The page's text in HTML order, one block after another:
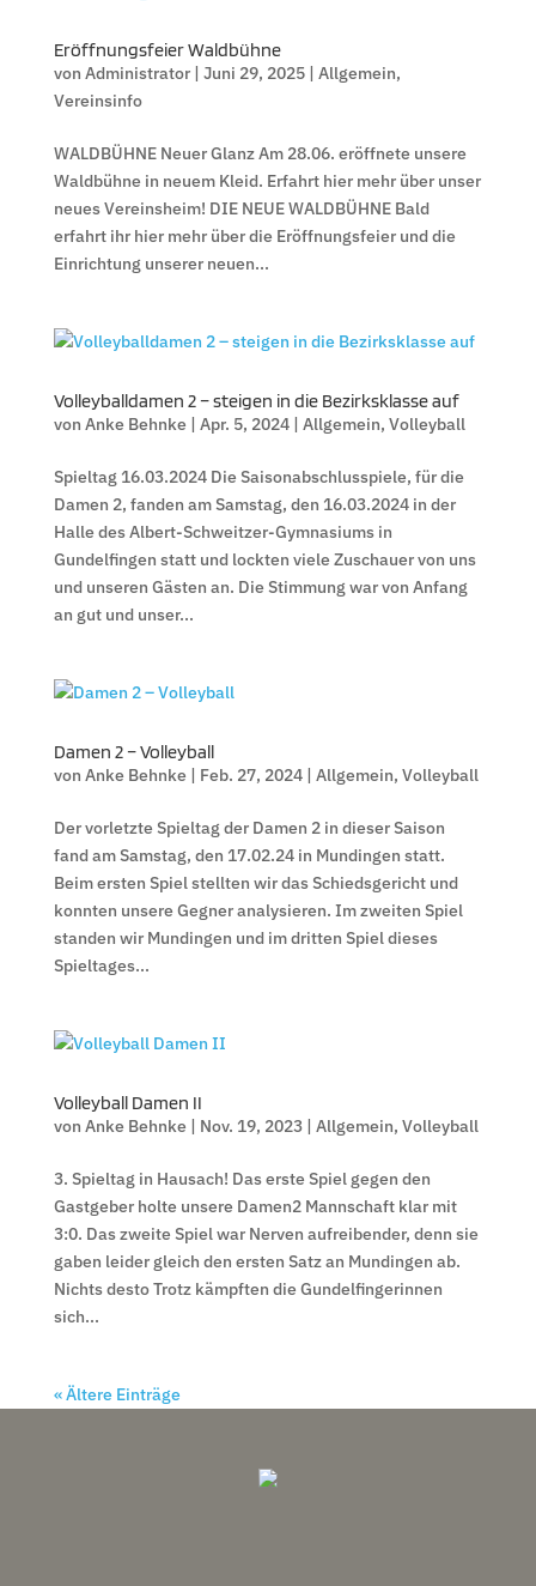
Eröffnungsfeier Waldbühne
von Administrator| Juni 29, 2025| Allgemein,
Vereinsinfo
WALDBÜHNE Neuer Glanz Am 28.06. eröffnete unsere
Waldbühne in neuem Kleid. Erfahrt hier mehr über unser
neues Vereinsheim! DIE NEUE WALDBÜHNE Bald
erfahrt ihr hier mehr über die Eröffnungsfeier und die
Einrichtung unserer neuen...
Volleyballdamen 2 – steigen in die Bezirksklasse auf
von Anke Behnke| Apr. 5, 2024| Allgemein, Volleyball
Spieltag 16.03.2024 Die Saisonabschlusspiele, für die
Damen 2, fanden am Samstag, den 16.03.2024 in der
Halle des Albert-Schweitzer-Gymnasiums in
Gundelfingen statt und lockten viele Zuschauer von uns
und unseren Gästen an. Die Stimmung war von Anfang
an gut und unser...
Damen 2 – Volleyball
von Anke Behnke| Feb. 27, 2024| Allgemein, Volleyball
Der vorletzte Spieltag der Damen 2 in dieser Saison
fand am Samstag, den 17.02.24 in Mundingen statt.
Beim ersten Spiel stellten wir das Schiedsgericht und
konnten unsere Gegner analysieren. Im zweiten Spiel
standen wir Mundingen und im dritten Spiel dieses
Spieltages...
Volleyball Damen II
von Anke Behnke| Nov. 19, 2023| Allgemein, Volleyball
3. Spieltag in Hausach! Das erste Spiel gegen den
Gastgeber holte unsere Damen2 Mannschaft klar mit
3:0. Das zweite Spiel war Nerven aufreibender, denn sie
gaben leider gleich den ersten Satz an Mundingen ab.
Nichts desto Trotz kämpften die Gundelfingerinnen
sich...
« Ältere Einträge